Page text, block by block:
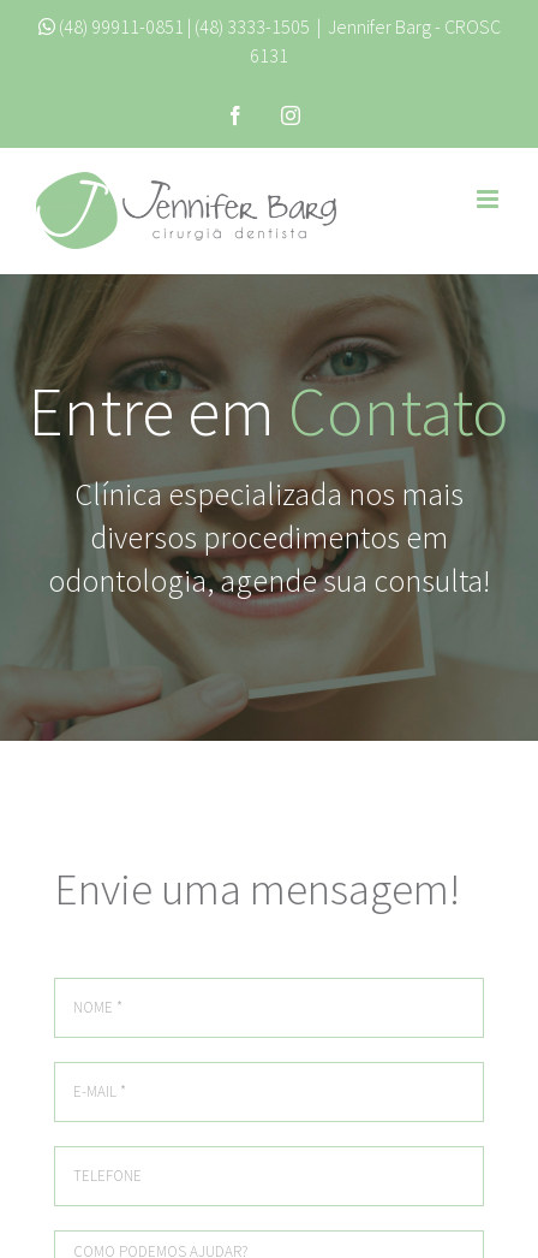
(48) 99911-0851 | (48) 3333-1505 | Jennifer Barg - CROSC
6131
FacebookInstagram
Entre em Contato
Clínica especializada nos mais
diversos procedimentos em
odontologia, agende sua consulta!
Envie uma mensagem!